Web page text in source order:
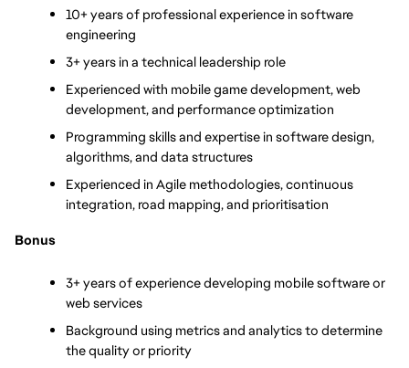
10+ years of professional experience in software
engineering
3+ years in a technical leadership role
Experienced with mobile game development, web
development, and performance optimization
Programming skills and expertise in software design,
algorithms, and data structures
Experienced in Agile methodologies, continuous
integration, road mapping, and prioritisation
Bonus
3+ years of experience developing mobile software or
web services
Background using metrics and analytics to determine
the quality or priority